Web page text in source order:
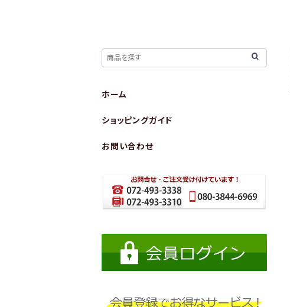
ホーム
ショッピングガイド
お問い合わせ